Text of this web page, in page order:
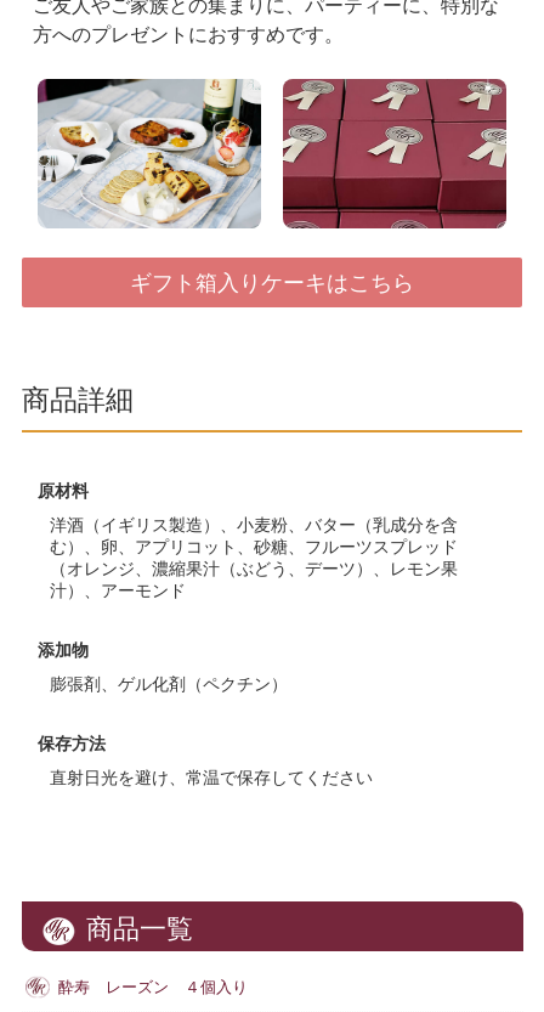
ご友人やご家族との集まりに、パーティーに、特別な
方へのプレゼントにおすすめです。
商品詳細
原材料
洋酒（イギリス製造）、小麦粉、バター（乳成分を含
む）、卵、アプリコット、砂糖、フルーツスプレッド
（オレンジ、濃縮果汁（ぶどう、デーツ）、レモン果
汁）、アーモンド
添加物
膨張剤、ゲル化剤（ペクチン）
保存方法
直射日光を避け、常温で保存してください
商品一覧
酔寿 レーズン ４個入り